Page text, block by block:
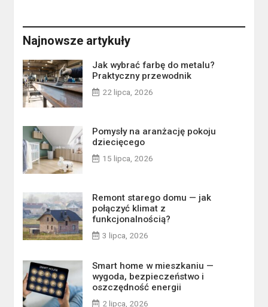
Najnowsze artykuły
Jak wybrać farbę do metalu?
Praktyczny przewodnik
22 lipca, 2026
Pomysły na aranżację pokoju
dziecięcego
15 lipca, 2026
Remont starego domu — jak
połączyć klimat z
funkcjonalnością?
3 lipca, 2026
Smart home w mieszkaniu —
wygoda, bezpieczeństwo i
oszczędność energii
2 lipca, 2026